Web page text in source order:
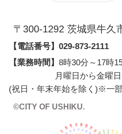
〒300-1292 茨城県牛久
【電話番号】 029-873-2111
【業務時間】 8時30分～17時
月曜日から金曜日
(祝日・年末年始を除く)※一
©CITY OF USHIKU.